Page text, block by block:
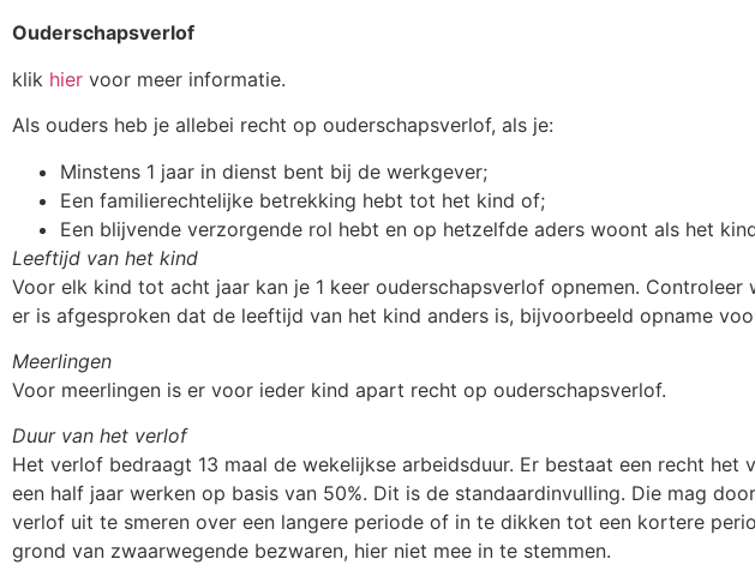
Ouderschapsverlof
klik hier voor meer informatie.
Als ouders heb je allebei recht op ouderschapsverlof, als je:
Minstens 1 jaar in dienst bent bij de werkgever;
Een familierechtelijke betrekking hebt tot het kind of;
Een blijvende verzorgende rol hebt en op hetzelfde aders woont als het
Leeftijd van het kind
Voor elk kind tot acht jaar kan je 1 keer ouderschapsverlof opnemen.
er is afgesproken dat de leeftijd van het kind anders is, bijvoorbeeld opname
Meerlingen
Voor meerlingen is er voor ieder kind apart recht op ouderschapsverlof.
Duur van het verlof
Het verlof bedraagt 13 maal de wekelijkse arbeidsduur. Er bestaat een recht
een half jaar werken op basis van 50%. Dit is de standaardinvulling. Die mag
verlof uit te smeren over een langere periode of in te dikken tot een kortere
grond van zwaarwegende bezwaren, hier niet mee in te stemmen.